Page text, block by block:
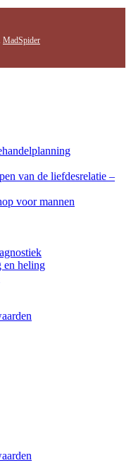
MadSpider
van de liefdesrelatie –
voor mannen
heling